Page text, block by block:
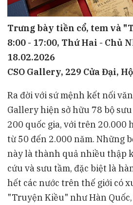
Trưng bày tiền cổ, tem và
8:00 - 17:00, Thứ Hai - Chủ
18.02.2026
CSO Gallery, 229 Cửa Đại,
Ra đời với sứ mệnh kết nối
Gallery hiện sở hữu 78 bộ
200 quốc gia, với trên 20.000
từ 50 đến 2.000 năm. Những
này là thành quả nhiều thập
cứu và sưu tầm, đặc biệt là
hết các nước trên thế giới có
"Truyện Kiều" như Hàn